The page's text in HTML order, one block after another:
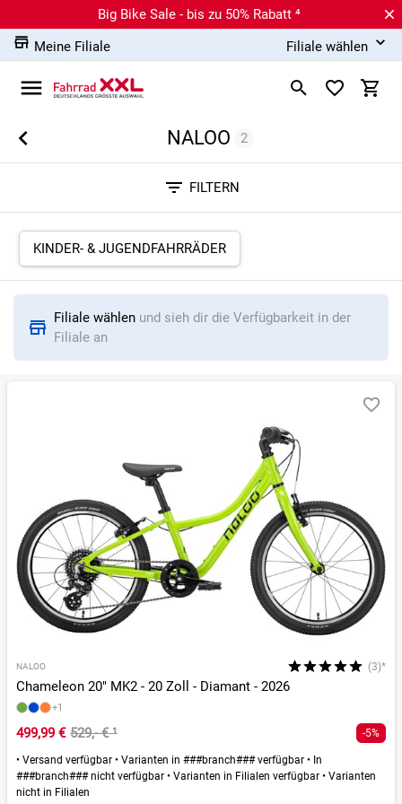
Big Bike Sale - bis zu 50% Rabatt ⁴
Meine Filiale
Filiale wählen
NALOO 2
KINDER- & JUGENDFAHRRÄDER
FILTERN
Filiale wählen und sieh dir die Verfügbarkeit in der
Filiale an
NALOO (3)*
Chameleon 20" MK2 - 20 Zoll - Diamant - 2026
+1
499,99 € 529,- €¹ -5%
• Versand verfügbar • Varianten in ###branch### verfügbar • In
###branch### nicht verfügbar • Varianten in Filialen verfügbar • Varianten
nicht in Filialen